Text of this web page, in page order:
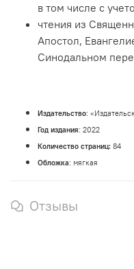
в том числе с
чтения из
Апостол,
Синодальном
Издательство:
Год издания: 2022
Количество страниц: 84
Обложка: мягкая
Отзывы